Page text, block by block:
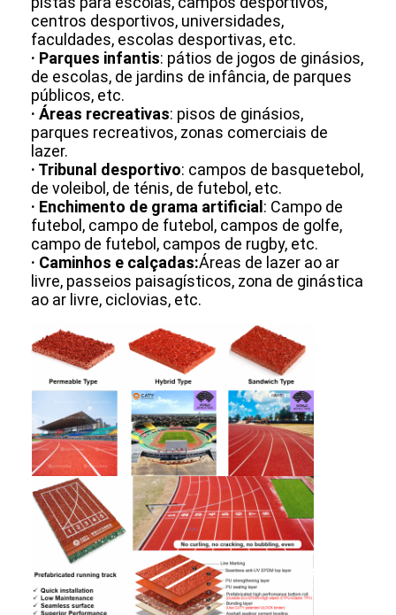
Aglutinantes de PU
grama artificial do relvado
Instalação de pista de corrida
centros desportivos, universidades,
faculdades, escolas desportivas, etc.
· Parques infantis: pátios de jogos de ginásios,
de escolas, de jardins de infância, de parques
públicos, etc.
· Áreas recreativas: pisos de ginásios,
parques recreativos, zonas comerciais de
lazer.
· Tribunal desportivo: campos de basquetebol,
de voleibol, de ténis, de futebol, etc.
· Enchimento de grama artificial : Campo de
futebol, campo de futebol, campos de golfe,
campo de futebol, campos de rugby, etc.
· Caminhos e calçadas:Áreas de lazer ao ar
livre, passeios paisagísticos, zona de ginástica
ao ar livre, ciclovias, etc.